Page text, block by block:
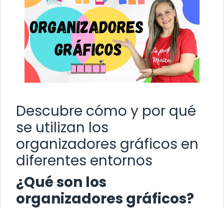
Descubre cómo y por qué
se utilizan los
organizadores gráficos en
diferentes entornos
¿Qué son los
organizadores gráficos?